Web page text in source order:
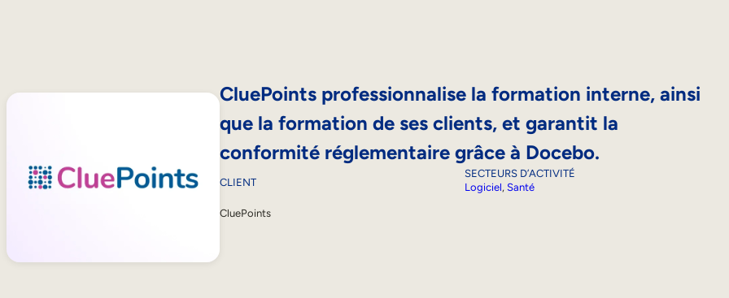
CluePoints professionnalise la formation interne, ainsi
que la formation de ses clients, et garantit la
conformité réglementaire grâce à Docebo.
CLIENT
CluePoints
SECTEURS D’ACTIVITÉ
Logiciel, Santé